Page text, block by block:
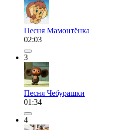
Песня Мамонтёнка
02:03
3
Песня Чебурашки
01:34
4